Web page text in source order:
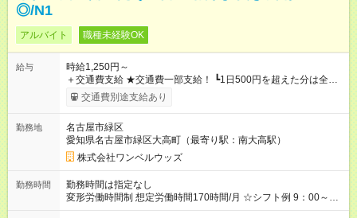
◎/N1
アルバイト 職種未経験OK
給与
時給1,250円～
＋交通費支給 ★交通費一部支給！ ┗1日500円を超えた分は全額
支給！ ※往復500円以内の方は自己負担となります ★日払い
OK！（規定あり） ┗働いたその日に現金GET♪ お仕事後はコン
期間なし
交通費別途支給あり
勤務地
名古屋市緑区
愛知県名古屋市緑区大高町（最寄り駅：南大高駅）
株式会社ワンベルウッズ
勤務時間
勤務時間は指定なし
変形労働時間制 想定労働時間170時間/月 ☆シフト例 9：00～
20：00 ↑上記時間帯で早番・遅番のシフト制